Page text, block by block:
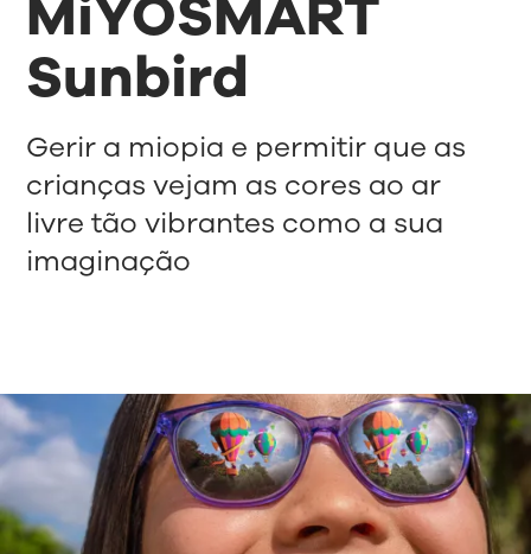
MiYOSMART
Sunbird
Gerir a miopia e permitir que as
crianças vejam as cores ao ar
livre tão vibrantes como a sua
imaginação